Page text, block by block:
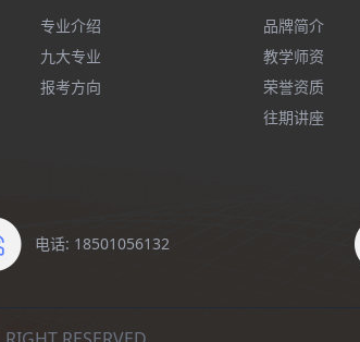
专业介绍
九大专业
报考方向
品牌简介
教学师资
荣誉资质
往期讲座
电话: 18501056132